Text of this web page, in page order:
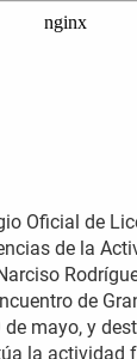
Oficial de
de la
de
mayo, y
la actividad